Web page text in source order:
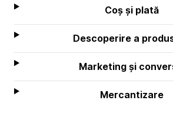
Coș și plată
Descoperire a
Marketing și
Mercantizare